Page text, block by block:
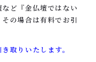
ど『金仏壇ではない
の場合は有料でお引
取りいたします。